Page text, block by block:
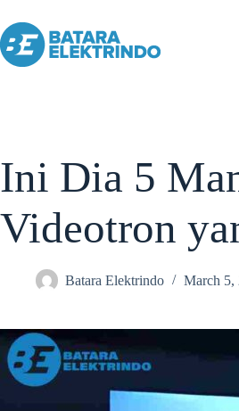
Ini Dia 5
Videotron
Batara Elektrindo March 5,